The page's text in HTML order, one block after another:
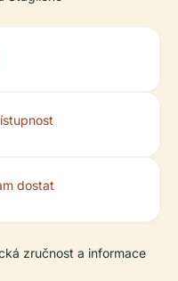
dostat
zručnost a informace